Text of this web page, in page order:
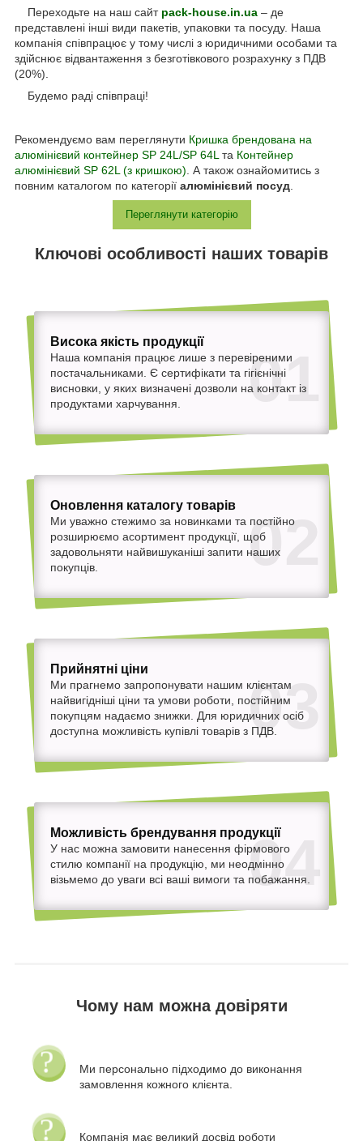
Переходьте на наш сайт pack-house.in.ua – де
представлені інші види пакетів, упаковки та посуду. Наша
компанія співпрацює у тому числі з юридичними особами та
здійснює відвантаження з безготівкового розрахунку з ПДВ
(20%).
Будемо раді співпраці!
Рекомендуємо вам переглянути Кришка брендована на
алюмінієвий контейнер SP 24L/SP 64L та Контейнер
алюмінієвий SP 62L (з кришкою) . А також ознайомитись з
повним каталогом по категорії алюмінієвий посуд
Переглянути категорію
Ключові особливості наших товарів
01
Висока якість продукції
Наша компанія працює лише з перевіреними
постачальниками. Є сертифікати та гігієнічні
висновки, у яких визначені дозволи на контакт із
продуктами харчування.
02
Оновлення каталогу товарів
Ми уважно стежимо за новинками та постійно
розширюємо асортимент продукції, щоб
задовольняти найвишуканіші запити наших
покупців.
03
Прийнятні ціни
Ми прагнемо запропонувати нашим клієнтам
найвигідніші ціни та умови роботи, постійним
покупцям надаємо знижки. Для юридичних осіб
доступна можливість купівлі товарів з ПДВ.
04
Можливість брендування продукції
У нас можна замовити нанесення фірмового
стилю компанії на продукцію, ми неодмінно
візьмемо до уваги всі ваші вимоги та побажання.
Чому нам можна довіряти
Ми персонально підходимо до виконання
замовлення кожного клієнта.
Компанія має великий досвід роботи